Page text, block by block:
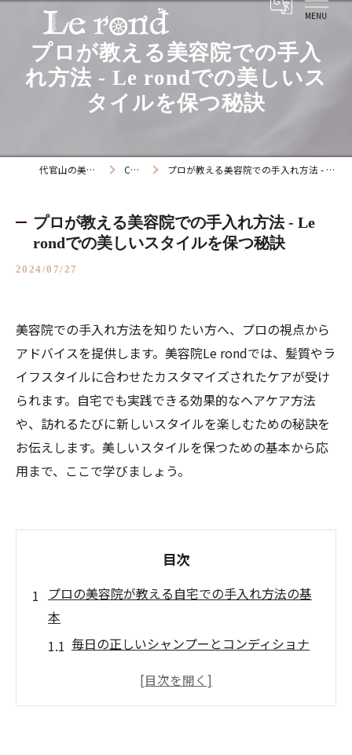
プロが教える美容院での手入
れ方法 - Le rondでの美しいス
タイルを保つ秘訣
代官山の美容院ならLe rond COLUMN プロが教える美容院での手入れ方法 - Le rondでの美しいスタイルを保つ秘訣
プロが教える美容院での手入れ方法 - Le
rondでの美しいスタイルを保つ秘訣
2024/07/27
美容院での手入れ方法を知りたい方へ、プロの視点から
アドバイスを提供します。美容院Le rondでは、髪質やラ
イフスタイルに合わせたカスタマイズされたケアが受け
られます。自宅でも実践できる効果的なヘアケア方法
や、訪れるたびに新しいスタイルを楽しむための秘訣を
お伝えします。美しいスタイルを保つための基本から応
用まで、ここで学びましょう。
目次
プロの美容院が教える自宅での手入れ方法の基
本
毎日の正しいシャンプーとコンディショナ
ドライヤーの効果的な使い方